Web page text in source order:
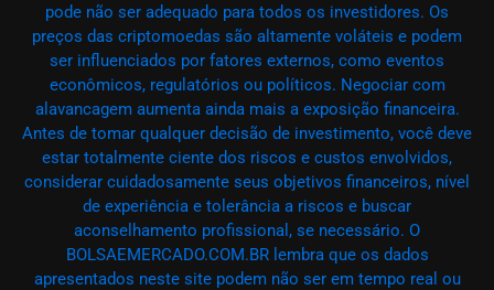
pode não ser adequado para todos os investidores. Os
preços das criptomoedas são altamente voláteis e podem
ser influenciados por fatores externos, como eventos
econômicos, regulatórios ou políticos. Negociar com
alavancagem aumenta ainda mais a exposição financeira.
Antes de tomar qualquer decisão de investimento, você deve
estar totalmente ciente dos riscos e custos envolvidos,
considerar cuidadosamente seus objetivos financeiros, nível
de experiência e tolerância a riscos e buscar
aconselhamento profissional, se necessário. O
BOLSAEMERCADO.COM.BR lembra que os dados
apresentados neste site podem não ser em tempo real ou